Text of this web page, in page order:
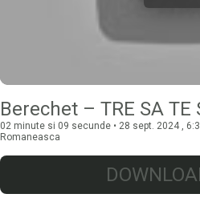
Berechet – TRE SA TE
02 minute si 09 secunde • 28 sept. 2024 ,
Romaneasca